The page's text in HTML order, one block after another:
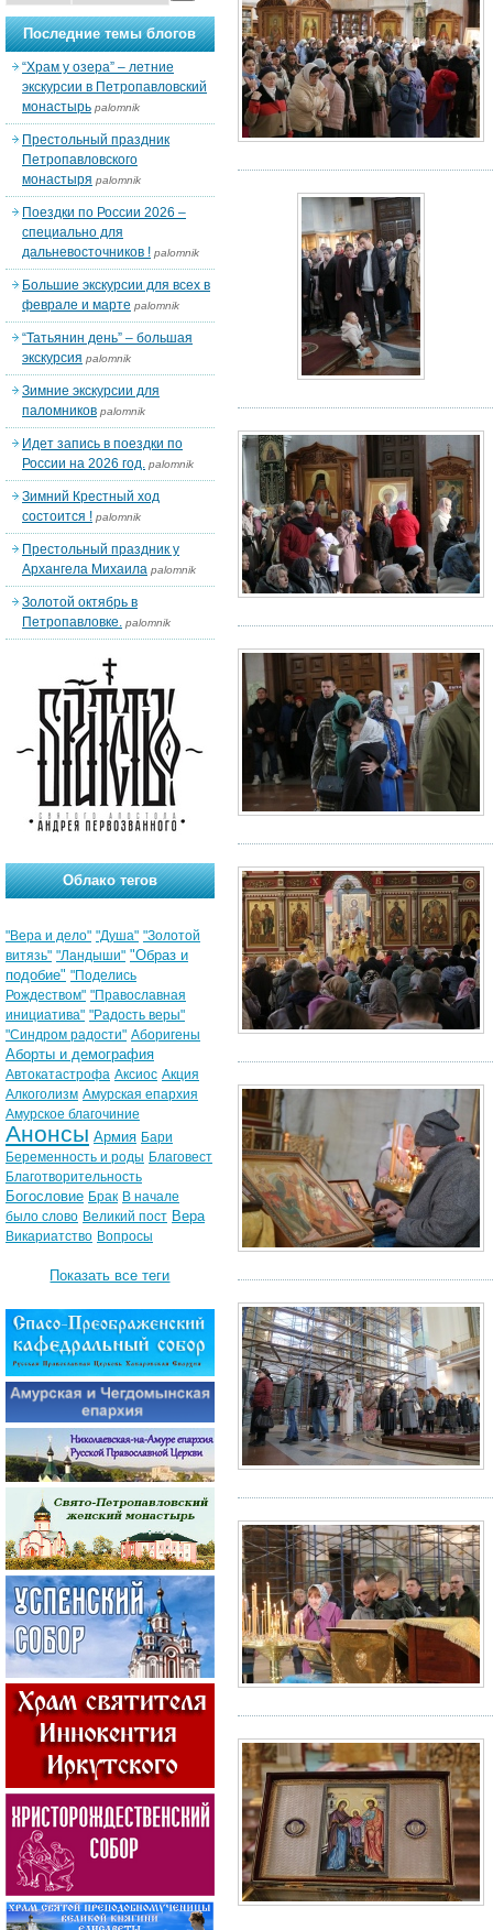
Последние темы блогов
“Храм у озера” – летние
экскурсии в Петропавловский
монастырь palomnik
Престольный праздник
Петропавловского
монастыря palomnik
Поездки по России 2026 –
специально для
дальневосточников ! palomnik
Большие экскурсии для всех в
феврале и марте palomnik
“Татьянин день” – большая
экскурсия palomnik
Зимние экскурсии для
паломников palomnik
Идет запись в поездки по
России на 2026 год. palomnik
Зимний Крестный ход
состоится ! palomnik
Престольный праздник у
Архангела Михаила palomnik
Золотой октябрь в
Петропавловке. palomnik
Облако тегов
"Вера и дело" "Душа" "Золотой
витязь" "Ландыши" "Образ и
подобие" "Поделись
Рождеством" "Православная
инициатива" "Радость веры"
"Синдром радости" Аборигены
Аборты и демография
Автокатастрофа Аксиос Акция
Алкоголизм Амурская епархия
Амурское благочиние
Анонсы Армия Бари
Беременность и роды Благовест
Благотворительность
Богословие Брак В начале
было слово Великий пост Вера
Викариатство Вопросы
Показать все теги